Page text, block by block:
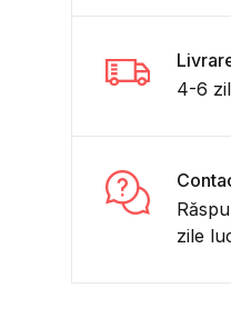
Teste după modelul
4-6
zile